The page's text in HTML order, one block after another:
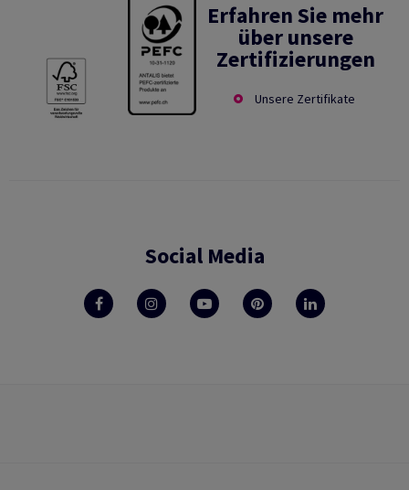
Erfahren Sie mehr
über unsere
Zertifizierungen
Unsere Zertifikate
Social Media